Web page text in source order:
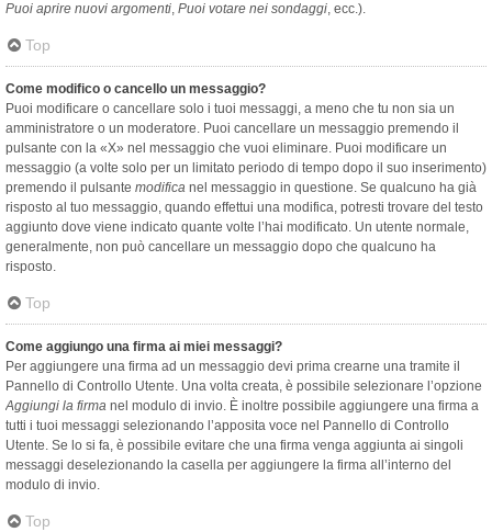
Puoi aprire nuovi argomenti, Puoi votare nei sondaggi, ecc.).
Top
Come modifico o cancello un messaggio?
Puoi modificare o cancellare solo i tuoi messaggi, a meno che tu non sia un
amministratore o un moderatore. Puoi cancellare un messaggio premendo il
pulsante con la «X» nel messaggio che vuoi eliminare. Puoi modificare un
messaggio (a volte solo per un limitato periodo di tempo dopo il suo inserimento)
premendo il pulsante modifica nel messaggio in questione. Se qualcuno ha già
risposto al tuo messaggio, quando effettui una modifica, potresti trovare del testo
aggiunto dove viene indicato quante volte l’hai modificato. Un utente normale,
generalmente, non può cancellare un messaggio dopo che qualcuno ha
risposto.
Top
Come aggiungo una firma ai miei messaggi?
Per aggiungere una firma ad un messaggio devi prima crearne una tramite il
Pannello di Controllo Utente. Una volta creata, è possibile selezionare l’opzione
Aggiungi la firma nel modulo di invio. È inoltre possibile aggiungere una firma a
tutti i tuoi messaggi selezionando l’apposita voce nel Pannello di Controllo
Utente. Se lo si fa, è possibile evitare che una firma venga aggiunta ai singoli
messaggi deselezionando la casella per aggiungere la firma all’interno del
modulo di invio.
Top